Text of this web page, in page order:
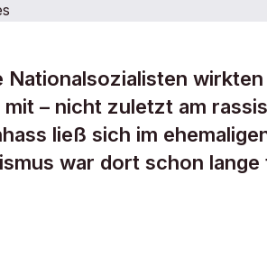
ARCHÄOLOGIE
des
– nicht zuletzt am
ließ sich im
war dort schon